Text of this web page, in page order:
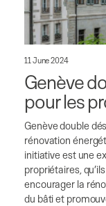
11 June 2024
Genève
pour les
Genève double
rénovation
initiative est une
propriétaires,
encourager la
du bâti et